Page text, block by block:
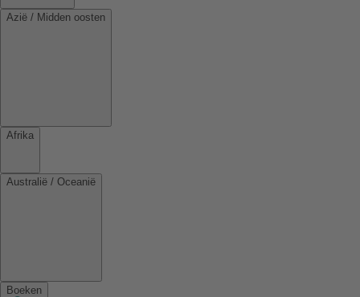
Azië / Midden oosten
Afrika
Australië / Oceanië
Boeken